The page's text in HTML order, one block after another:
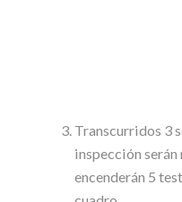
Transcurridos 3
inspección serán
encenderán 5